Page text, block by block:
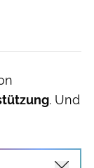
. Und